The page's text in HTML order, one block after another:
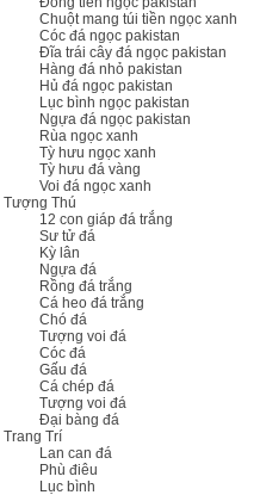
Chuột mang túi tiền ngọc xanh
Cóc đá ngọc pakistan
Đĩa trái cây đá ngọc pakistan
Hàng đá nhỏ pakistan
Hủ đá ngọc pakistan
Lục bình ngọc pakistan
Ngựa đá ngọc pakistan
Rùa ngọc xanh
Tỳ hưu ngọc xanh
Tỳ hưu đá vàng
Voi đá ngọc xanh
Tượng Thú
12 con giáp đá trắng
Sư tử đá
Kỳ lân
Ngựa đá
Rồng đá trắng
Cá heo đá trắng
Chó đá
Tượng voi đá
Cóc đá
Gấu đá
Cá chép đá
Tượng voi đá
Đại bàng đá
Trang Trí
Lan can đá
Phù điêu
Lục bình